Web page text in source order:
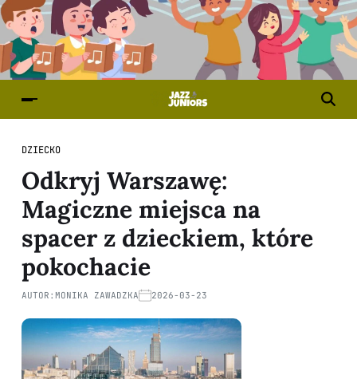
DZIECKO
Odkryj Warszawę:
Magiczne miejsca na
spacer z dzieckiem, które
pokochacie
AUTOR: MONIKA ZAWADZKA 2026-03-23